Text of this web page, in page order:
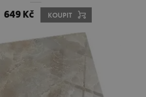
649 Kč KOUPIT